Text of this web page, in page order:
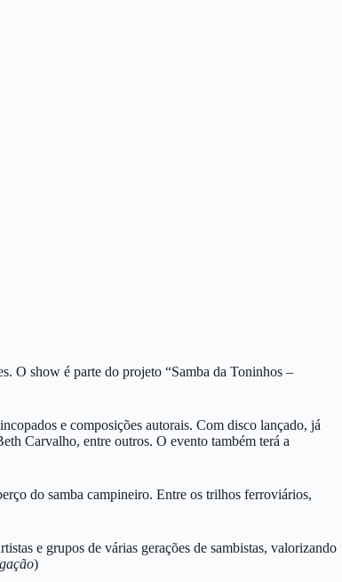
O show é parte do projeto “Samba da Toninhos –
e composições autorais. Com disco lançado, já
Carvalho, entre outros. O evento também terá a
do samba campineiro. Entre os trilhos ferroviários,
e grupos de várias gerações de sambistas, valorizando
)